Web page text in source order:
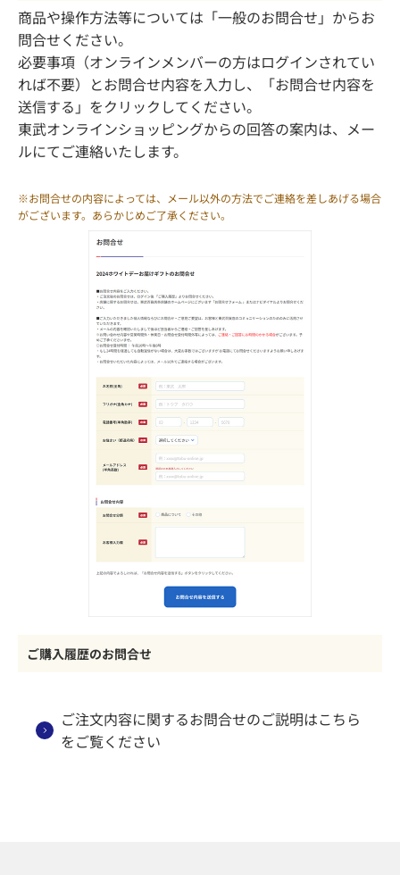
商品や操作方法等については「一般のお問合せ」からお
問合せください。
必要事項（オンラインメンバーの方はログインされてい
れば不要）とお問合せ内容を入力し、「お問合せ内容を
送信する」をクリックしてください。
東武オンラインショッピングからの回答の案内は、メー
ルにてご連絡いたします。
※お問合せの内容によっては、メール以外の方法でご連絡を差しあげる場合
がございます。あらかじめご了承ください。
ご購入履歴のお問合せ
ご注文内容に関するお問合せのご説明はこちら
をご覧ください